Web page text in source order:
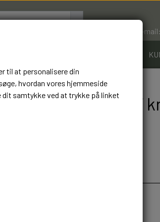
E-
Boxershorts 297
18
til at personalisere din
hvordan vores hjemmeside
dit samtykke ved at trykke på linket